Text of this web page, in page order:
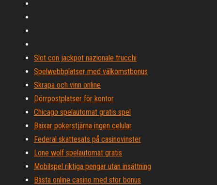
Slot con jackpot nazionale trucchi
Spelwebbplatser med välkomstbonus
Skrapa och vinn online
Dörrpostplatser för kontor
Chicago spelautomat gratis spel
Baixar pokerstjärna ingen celular
Federal skattesats på casinovinster
Lone wolf spelautomat gratis
Mobilspel riktiga pengar utan insättning
Bästa online casino med stor bonus